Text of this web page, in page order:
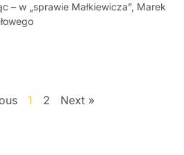
– w „sprawie Małkiewicza”, Marek
1 2 Next »